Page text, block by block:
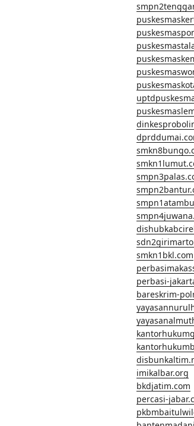
smkn1bkl.com
perbasi-
bareskrim-
imikalbar.org
bkdjatim.com
percasi-